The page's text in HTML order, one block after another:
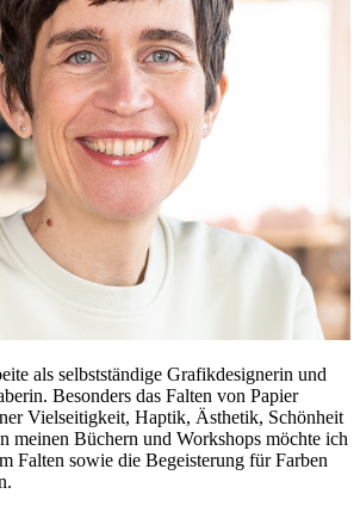
als selbstständige Grafikdesignerin und
Besonders das Falten von Papier
Vielseitigkeit, Haptik, Ästhetik, Schönheit
meinen Büchern und Workshops möchte ich
Falten sowie die Begeisterung für Farben